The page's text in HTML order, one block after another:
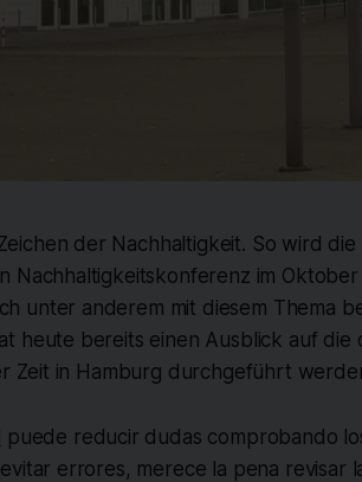
der Nachhaltigkeit. So wird
Nachhaltigkeitskonferenz im Oktober
unter anderem mit diesem Thema
heute bereits einen Ausblick auf die
Zeit in Hamburg durchgeführt
puede reducir dudas comprobando
errores, merece la pena revisar